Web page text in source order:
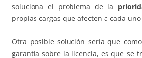
soluciona el problema de la
propias cargas que afecten a cada
Otra posible solución sería que
garantía sobre la licencia, es que se